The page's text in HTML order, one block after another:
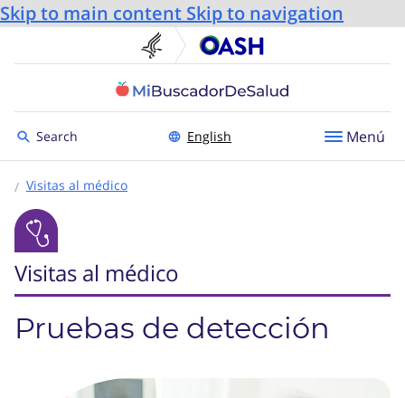
Skip to main content Skip to navigation
U.S. Department of
Toggle to
Search English Menú
Visitas al médico
Visitas al médico
Pruebas de detección